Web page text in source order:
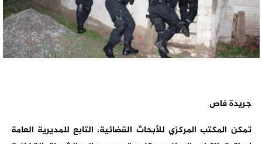
جريدة فاص
تمكن المكتب المركزي للأبحاث القضائية، التابع للمديرية العامة